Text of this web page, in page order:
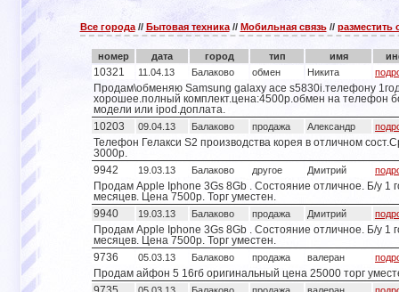
Все города// Бытовая техника// Мобильная связь// разместить
номер дата город тип имя
10321
11.04.13 Балаково обмен Никита
Продам\обменяю Samsung galaxy ace s5830i.телефону
хорошее.полный комплект.цена:4500р.обмен на телефон
модели или ipod.доплата.
10203
09.04.13 Балаково продажа Александр
Телефон Гелакси S2 производства корея в отличном
3000р.
9942
19.03.13 Балаково другое Дмитрий
Продам Apple Iphone 3Gs 8Gb . Состояние отличное. Б/у 1
месяцев. Цена 7500р. Торг уместен.
9940
19.03.13 Балаково продажа Дмитрий
Продам Apple Iphone 3Gs 8Gb . Состояние отличное. Б/у 1
месяцев. Цена 7500р. Торг уместен.
9736
05.03.13 Балаково продажа валеран
Продам айфон 5 16гб оригинальный цена 25000 торг